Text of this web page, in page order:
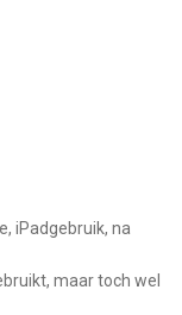
iPadgebruik, na
maar toch wel